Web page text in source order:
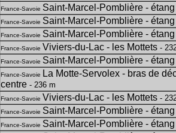
France-Savoie Saint-Marcel-Pomblière -
France-Savoie Saint-Marcel-Pomblière -
France-Savoie Saint-Marcel-Pomblière -
France-Savoie Viviers-du-Lac - les Mottets -
France-Savoie Saint-Marcel-Pomblière -
France-Savoie
La Motte-Servolex - bras de
centre - 236 m
France-Savoie Viviers-du-Lac - les Mottets -
France-Savoie Saint-Marcel-Pomblière -
France-Savoie Saint-Marcel-Pomblière -